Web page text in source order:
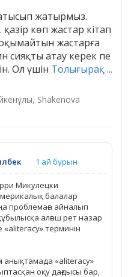
жатырмыз.
көп жастар кітап
жастарға
сияқты атау керек пе
Ол үшін Толығырақ ...
Shakenova
1 ай бұрын
Микулецки
балалар
проблемаға айналып
алғаш рет назар
терминін
анықтамада «aliteracy»
оқу дағдысы бар,